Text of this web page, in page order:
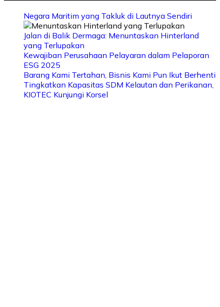
Negara Maritim yang Takluk di Lautnya Sendiri
Jalan di Balik Dermaga: Menuntaskan Hinterland
yang Terlupakan
Kewajiban Perusahaan Pelayaran dalam Pelaporan
ESG 2025
Barang Kami Tertahan, Bisnis Kami Pun Ikut Berhenti
Tingkatkan Kapasitas SDM Kelautan dan Perikanan,
KIOTEC Kunjungi Korsel